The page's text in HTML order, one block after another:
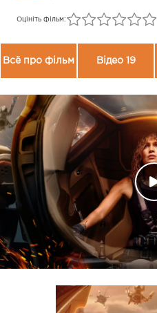
Оцініть фільм:
Всё про фільм Відео 19